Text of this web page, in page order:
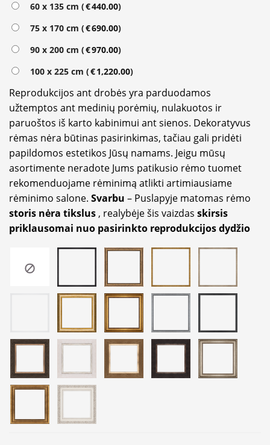
60 x 135 cm (€440.00)
75 x 170 cm (€690.00)
90 x 200 cm (€970.00)
100 x 225 cm (€1,220.00)
Reprodukcijos ant drobės yra parduodamos
užtemptos ant medinių porėmių, nulakuotos ir
paruoštos iš karto kabinimui ant sienos. Dekoratyvus
rėmas nėra būtinas pasirinkimas, tačiau gali pridėti
papildomos estetikos Jūsų namams. Jeigu mūsų
asortimente neradote Jums patikusio rėmo tuomet
rekomenduojame rėminimą atlikti artimiausiame
rėminimo salone. Svarbu – Puslapyje matomas rėmo
storis nėra tikslus, realybėje šis vaizdas skirsis
priklausomai nuo pasirinkto reprodukcijos dydžio